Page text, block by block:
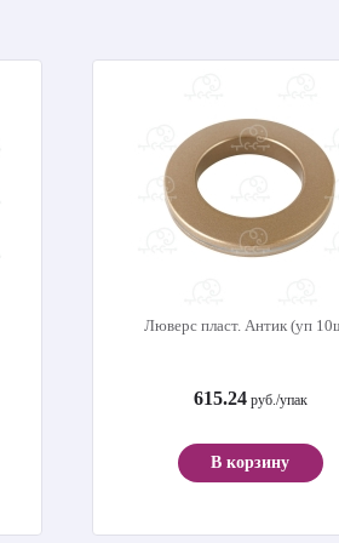
Люверс пласт. Антик (уп
615.24руб./упак
В корзину